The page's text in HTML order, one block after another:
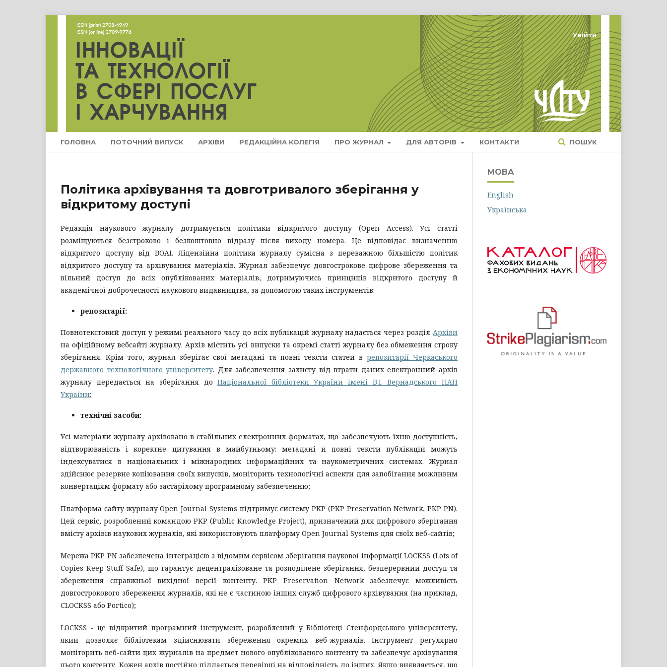
ГОЛОВНА ПОТОЧНИЙ ВИПУСК АРХІВИ РЕДАКЦІЙНА КОЛЕГІЯ ПРО ЖУРНАЛ ДЛЯ АВТОРІВ КОНТАКТИ ПОШУК
Увійти
Політика архівування та довготривалого зберігання у
відкритому доступі
Редакція наукового журналу дотримується політики відкритого доступу (Open Access). Усі статті
розміщуються безстроково і безкоштовно відразу після виходу номера. Це відповідає визначенню
відкритого доступу від BOAI. Ліцензійна політика журналу сумісна з переважною більшістю політик
відкритого доступу та архівування матеріалів. Журнал забезпечує довгострокове цифрове збереження та
вільний доступ до всіх опублікованих матеріалів, дотримуючись принципів відкритого доступу й
академічної доброчесності наукового видавництва, за допомогою таких інструментів:
репозитарії:
Повнотекстовий доступ у режимі реального часу до всіх публікацій журналу надається через розділ Архіви
на офіційному вебсайті журналу. Архів містить усі випуски та окремі статті журналу без обмеження строку
зберігання. Крім того, журнал зберігає свої метадані та повні тексти статей в репозитарії Черкаського
державного технологічного університету. Для забезпечення захисту від втрати даних електронний архів
журналу передається на зберігання доНаціональної бібліотеки України імені В.І. Вернадського НАН
України;
технічні засоби:
Усі матеріали журналу архівовано в стабільних електронних форматах, що забезпечують їхню доступність,
відтворюваність і коректне цитування в майбутньому: метадані й повні тексти публікацій можуть
індексуватися в національних і міжнародних інформаційних та наукометричних системах. Журнал
здійснює резервне копіювання своїх випусків, моніторить технологічні аспекти для запобігання можливим
конвертаціям формату або застарілому програмному забезпеченню;
Платформа сайту журналу Open Journal Systems підтримує систему PKP (PKP Preservation Network, PKP PN).
Цей сервіс, розроблений командою PKP (Public Knowledge Project), призначений для цифрового зберігання
вмісту архівів наукових журналів, які використовують платформу Open Journal Systems для своїх веб-сайтів;
Мережа PKP PN забезпечена інтеграцією з відомим сервісом зберігання наукової інформації LOCKSS (Lots of
Copies Keep Stuff Safe), що гарантує децентралізоване та розподілене зберігання, безперервний доступ та
збереження справжньої вихідної версії контенту. PKP Preservation Network забезпечує можливість
довгострокового збереження журналів, які не є частиною інших служб цифрового архівування (на приклад,
CLOCKSS або Portico);
LOCKSS - це відкритий програмний інструмент, розроблений у Бібліотеці Стенфордського університету,
який дозволяє бібліотекам здійснювати збереження окремих веб-журналів. Інструмент регулярно
моніторить веб-сайти цих журналів на предмет нового опублікованого контенту та забезпечує архівування
цього контенту. Кожен архів постійно піддається перевірці на відповідність до інших. Якщо виявляється, що
МОВА
English
Українська